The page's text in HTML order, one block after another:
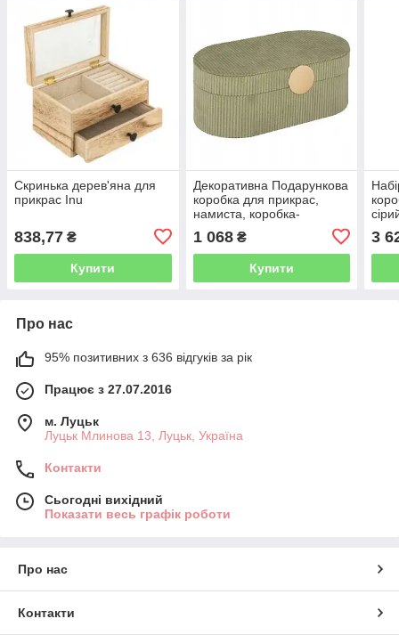
Скринька дерев'яна для
прикрас Inu
838,77 ₴
Купити
Декоративна Подарункова
коробка для прикрас,
намиста, коробка-
1 068₴
Купити
3
Про нас
95% позитивних з 636 відгуків за рік
Працює з 27.07.2016
м. Луцьк
Луцьк Млинова 13, Луцьк, Україна
Контакти
Сьогодні вихідний
Показати весь графік роботи
Про нас
Контакти